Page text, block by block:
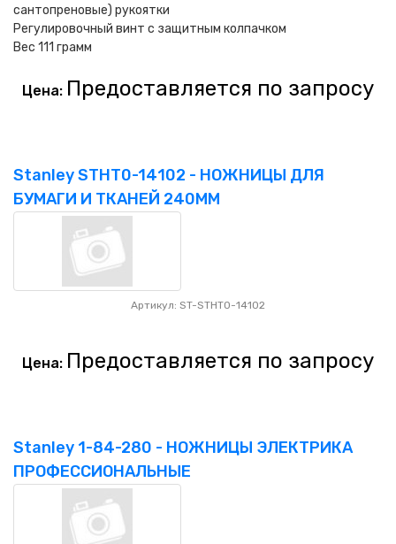
сантопреновые) рукоятки
Регулировочный винт с защитным колпачком
Вес 111 грамм
Цена: Предоставляется по запросу
Stanley STHT0-14102 - НОЖНИЦЫ ДЛЯ
БУМАГИ И ТКАНЕЙ 240ММ
Артикул: ST-STHT0-14102
Цена: Предоставляется по запросу
Stanley 1-84-280 - НОЖНИЦЫ ЭЛЕКТРИКА
ПРОФЕССИОНАЛЬНЫЕ